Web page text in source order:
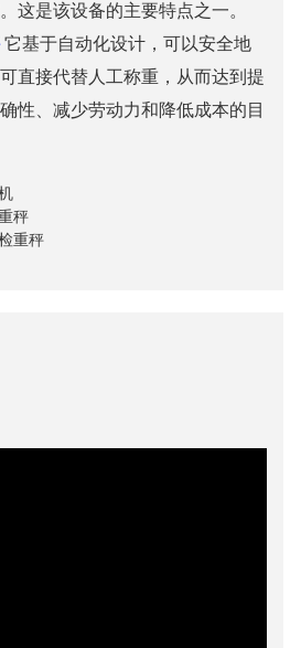
这是该设备的主要特点之一。
它基于自动化设计，可以安全地
直接代替人工称重，从而达到提
性、减少劳动力和降低成本的目